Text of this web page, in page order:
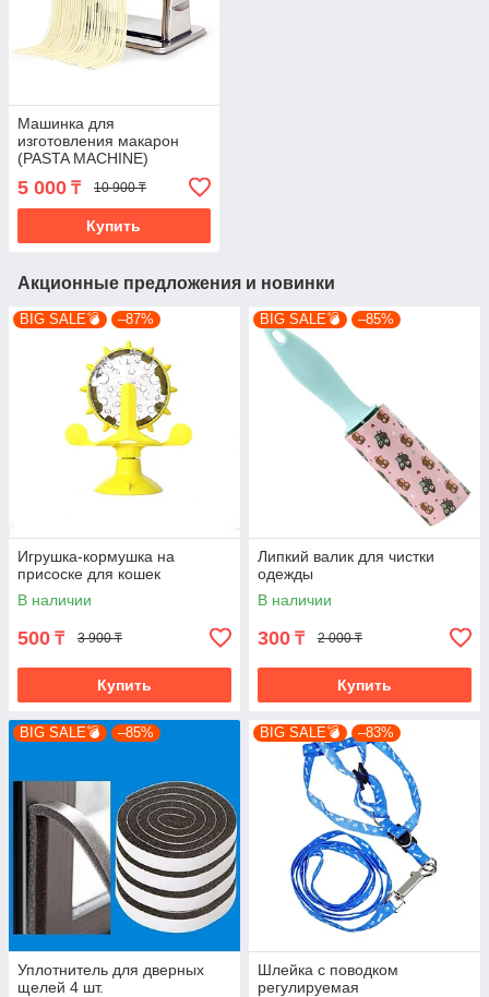
Машинка для
изготовления макарон
(PASTA MACHINE)
5 000 ₸ 10 900 ₸
Купить
Акционные предложения и новинки
BIG SALE💣 –87%
Игрушка-кормушка на
присоске для кошек
В наличии
500 ₸ 3 900 ₸
Купить
BIG SALE💣 –85%
Липкий валик для чистки
одежды
В наличии
300 ₸ 2 000 ₸
Купить
BIG SALE💣 –85%
Уплотнитель для дверных
щелей 4 шт.
BIG SALE💣 –83%
Шлейка с поводком
регулируемая